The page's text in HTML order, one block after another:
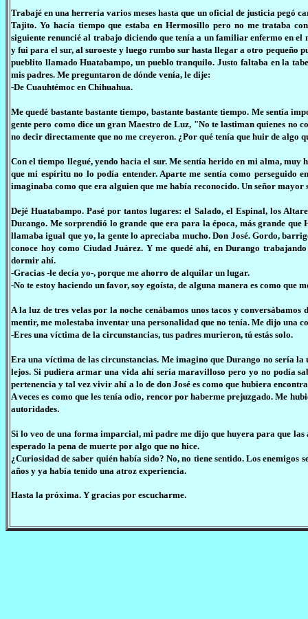
Trabajé en una herrería varios meses hasta que un oficial de justicia pegó
Tajito. Yo hacía tiempo que estaba en Hermosillo pero no me trataba
siguiente renuncié al trabajo diciendo que tenía a un familiar enfermo en
y fui para el sur, al suroeste y luego rumbo sur hasta llegar a otro pequeño
pueblito llamado Huatabampo, un pueblo tranquilo. Justo faltaba en la
mis padres. Me preguntaron de dónde venía, le dije:
-De Cuauhtémoc en Chihuahua.
Me quedé bastante bastante tiempo, bastante bastante tiempo. Me sentía
gente pero como dice un gran Maestro de Luz, "No te lastiman quienes no
no decir directamente que no me creyeron. ¿Por qué tenía que huir de algo
Con el tiempo llegué, yendo hacia el sur. Me sentía herido en mi alma,
que mi espíritu no lo podía entender. Aparte me sentía como perseguido
imaginaba como que era alguien que me había reconocido. Un señor
Dejé Huatabampo. Pasé por tantos lugares: el Salado, el Espinal, los
Durango. Me sorprendió lo grande que era para la época, más grande
llamaba igual que yo, la gente lo apreciaba mucho. Don José. Gordo,
conoce hoy como Ciudad Juárez. Y me quedé ahí, en Durango
dormir ahí.
-Gracias -le decía yo-, porque me ahorro de alquilar un lugar.
-No te estoy haciendo un favor, soy egoísta, de alguna manera es como que
A la luz de tres velas por la noche cenábamos unos tacos y
mentir, me molestaba inventar una personalidad que no tenía. Me dijo una
-Eres una víctima de la circunstancias, tus padres murieron, tú estás solo.
Era una víctima de las circunstancias. Me imagino que Durango no sería la
lejos. Si pudiera armar una vida ahí sería maravilloso pero yo no podía
pertenencia y tal vez vivir ahí a lo de don José es como que hubiera
A veces es como que les tenía odio, rencor por haberme prejuzgado. Me
autoridades.
Si lo veo de una forma imparcial, mi padre me dijo que huyera para que
esperado la pena de muerte por algo que no hice.
¿Curiosidad de saber quién había sido? No, no tiene sentido. Los
años y ya había tenido una atroz experiencia.
Hasta la próxima. Y gracias por escucharme.